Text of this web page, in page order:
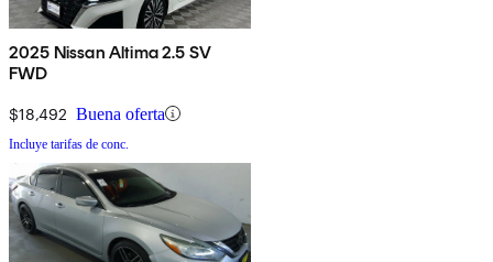
2025 Nissan Altima 2.5 SV
FWD
$18,492 Buena oferta
Incluye tarifas de conc.